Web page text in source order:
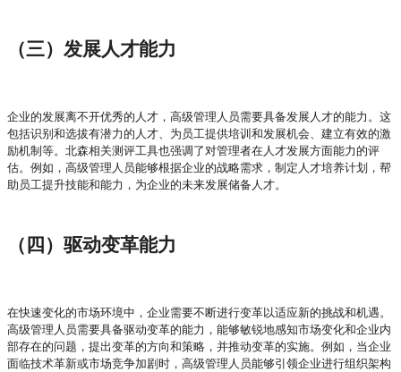
（三）发展人才能力
企业的发展离不开优秀的人才，高级管理人员需要具备发展人才的能力。这
包括识别和选拔有潜力的人才、为员工提供培训和发展机会、建立有效的激
励机制等。北森相关测评工具也强调了对管理者在人才发展方面能力的评
估。例如，高级管理人员能够根据企业的战略需求，制定人才培养计划，帮
助员工提升技能和能力，为企业的未来发展储备人才。
（四）驱动变革能力
在快速变化的市场环境中，企业需要不断进行变革以适应新的挑战和机遇。
高级管理人员需要具备驱动变革的能力，能够敏锐地感知市场变化和企业内
部存在的问题，提出变革的方向和策略，并推动变革的实施。例如，当企业
面临技术革新或市场竞争加剧时，高级管理人员能够引领企业进行组织架构